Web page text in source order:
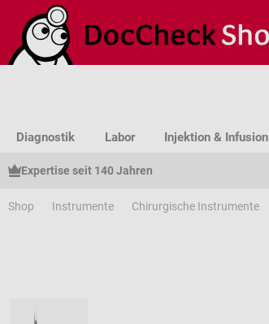
Hauptinhalt springen
Zur Suche springen
Zur Hauptnavigation springen
Diagnostik Labor Injektion & Infusion
Expertise seit 140 Jahren
Shop Instrumente Chirurgische Instrumente